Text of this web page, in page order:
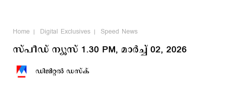
Home Digital Exclusives Speed News
സ്പീഡ് ന്യൂസ് 1.30 PM, മാര്‍ച്ച് 02, 2026
ഡിജിറ്റല്‍ ഡസ്ക്